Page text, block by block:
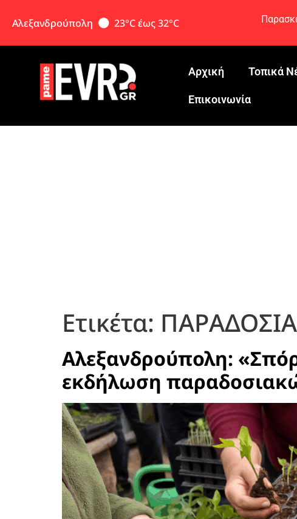
Αλεξανδρούπολη 23°C έως 32°C
Αρχική Τοπικά
Eπικοινωνία
Ετικέτα:
Αλεξανδρούπολη:
εκδήλωση